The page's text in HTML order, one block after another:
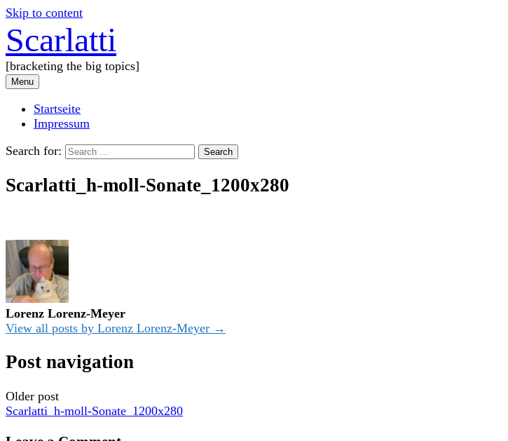
Skip to content
Scarlatti
[bracketing the big topics]
Menu
Startseite
Impressum
Search for:
Scarlatti_h-moll-Sonate_1200x280
Lorenz Lorenz-Meyer
View all posts by Lorenz Lorenz-Meyer →
Post navigation
Older post
Scarlatti_h-moll-Sonate_1200x280